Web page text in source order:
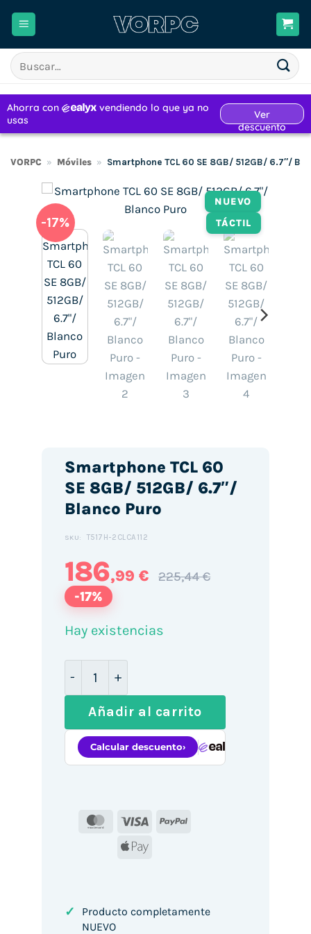
Buscar
por:
VORPC » Móviles » Smartphone TCL 60 SE 8GB/ 512GB/ 6.7″/
NUEVO
TÁCTIL
-17%
Smartphone TCL 60
SE 8GB/ 512GB/ 6.7″/
Blanco Puro
SKU: T517H-2CLCA112
186,99 € 225,44 €
-17%
Hay existencias
Añadir al carrito
MasterCard
Visa
PayPal
Apple
✓
Producto completamente
NUEVO